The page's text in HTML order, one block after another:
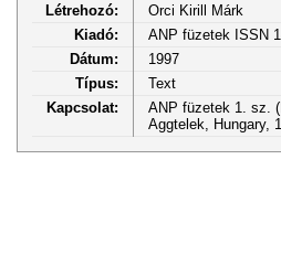
Létrehozó:
Orci Kirill Márk
Kiadó:
ANP füzetek ISSN
Dátum:
1997
Típus:
Text
Kapcsolat:
ANP füzetek 1. sz.
Aggtelek, Hungary,